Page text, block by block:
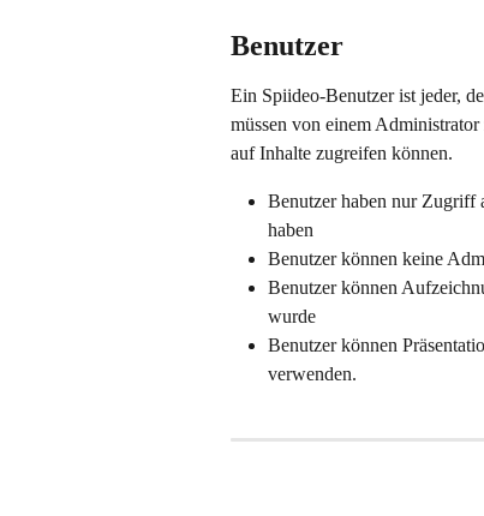
Benutzer
Ein Spiideo-Benutzer ist jeder,
müssen von einem
auf Inhalte zugreifen können.
Benutzer haben nur Zugriff
haben
Benutzer können keine
Benutzer können
wurde
Benutzer können
verwenden.